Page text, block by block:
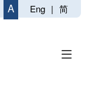
A Eng | 简